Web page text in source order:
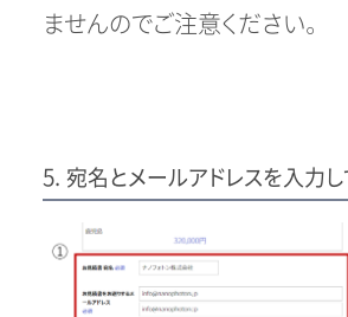
ませんのでご注意ください。
5. 宛名とメールアドレスを入力